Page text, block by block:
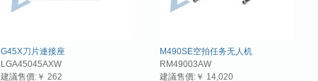
G45X刀片連接座
LGA45045AXW
建議售價:￥ 262
M490SE空拍任务无人机
RM49003AW
建議售價:￥ 14,020